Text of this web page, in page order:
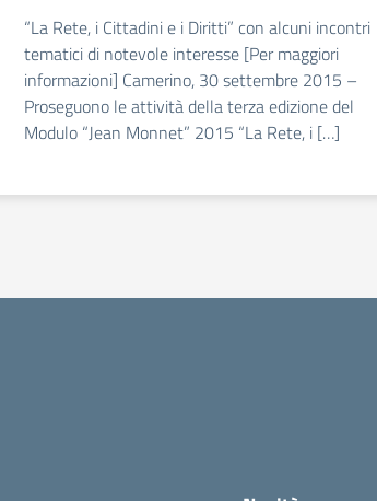
“La Rete, i Cittadini e i Diritti” con alcuni incontri
tematici di notevole interesse [Per maggiori
informazioni] Camerino, 30 settembre 2015 –
Proseguono le attività della terza edizione del
Modulo “Jean Monnet” 2015 “La Rete, i […]